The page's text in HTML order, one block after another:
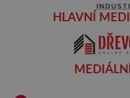
HLAVNÍ